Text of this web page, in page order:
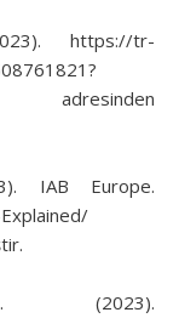
https://tr-
adresinden
IAB Europe.
(2023).